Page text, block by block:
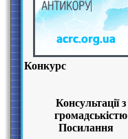
Конкурс
Консультації з
громадськістю
Посилання